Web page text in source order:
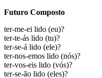
Futuro Composto
ter-me-ei lido (eu)?
ter-te-ás lido (tu)?
ter-se-á lido (ele)?
ter-nos-emos lido (nós)?
ter-vos-eis lido (vós)?
ter-se-ão lido (eles)?